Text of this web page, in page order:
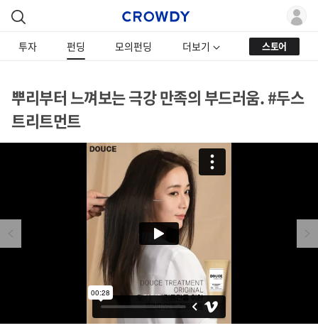
투자 펀딩 모의펀딩 더보기 스토어
뿌리부터 느껴보는 극강 만족의 부드러움. #두스
트리트먼트
Previous Next